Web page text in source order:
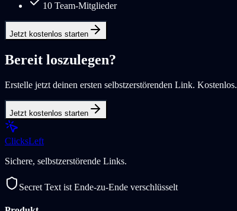
10 Team-Mitglieder
Jetzt kostenlos starten
Bereit loszulegen?
Erstelle jetzt deinen ersten selbstzerstörenden Link. Kostenlos.
Jetzt kostenlos starten
ClicksLeft
Sichere, selbstzerstörende Links.
Secret Text ist Ende-zu-Ende verschlüsselt